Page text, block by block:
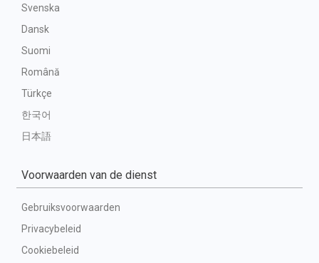
Svenska
Dansk
Suomi
Română
Türkçe
한국어
日本語
Voorwaarden van de dienst
Gebruiksvoorwaarden
Privacybeleid
Cookiebeleid